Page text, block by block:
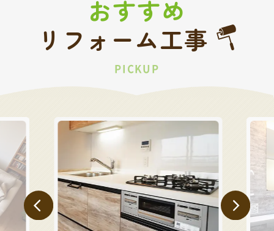
おすすめ
リフォーム工事
PICKUP